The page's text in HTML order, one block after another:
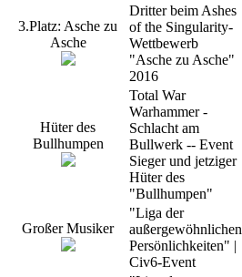
3.Platz: Asche zu
Asche
Dritter beim Ashes
of the Singularity-
Wettbewerb
"Asche zu Asche"
2016
Hüter des
Bullhumpen
Total War
Warhammer -
Schlacht am
Bullwerk -- Event
Sieger und jetziger
Hüter des
"Bullhumpen"
Großer Musiker
"Liga der
außergewöhnlichen
Persönlichkeiten" |
Civ6-Event